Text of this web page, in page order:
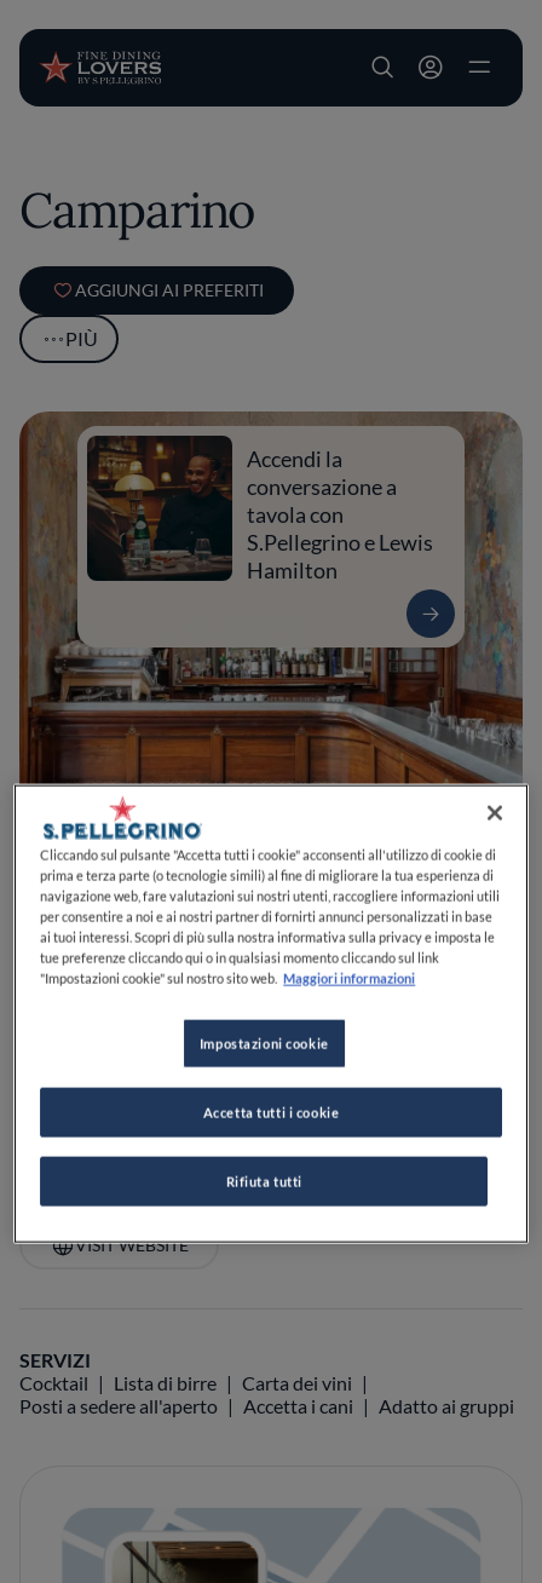
User account
Camparino
AGGIUNGI AI PREFERITI
PIÙ
0 0 0 0 0
Accendi la
conversazione a
tavola con
S.Pellegrino e Lewis
Hamilton
P.za del Duomo, 2120121MilanoMI Italia
VEDI ORARI
VISIT WEBSITE
SERVIZI
Cocktail
Lista di birre
Carta dei vini
Posti a sedere all'aperto
Accetta i cani Adatto ai gruppi
Cliccando sul pulsante "Accetta tutti i cookie" acconsenti all'utilizzo di cookie di
prima e terza parte (o tecnologie simili) al fine di migliorare la tua esperienza di
navigazione web, fare valutazioni sui nostri utenti, raccogliere informazioni utili
per consentire a noi e ai nostri partner di fornirti annunci personalizzati in base
ai tuoi interessi. Scopri di più sulla nostra informativa sulla privacy e imposta le
tue preferenze cliccando qui o in qualsiasi momento cliccando sul link
"Impostazioni cookie" sul nostro sito web. Maggiori informazioni
Impostazioni cookie
Rifiuta tutti
Accetta tutti i cookie